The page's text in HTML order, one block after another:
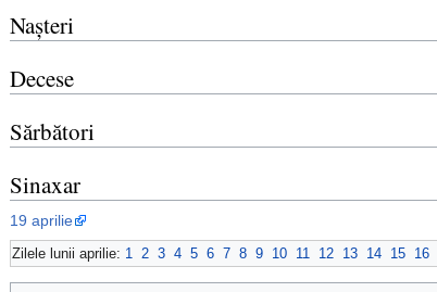
Nașteri
Decese
Sărbători
Sinaxar
19 aprilie
Zilele lunii aprilie: 1 2 3 4 5 6 7 8 9 10 11 12 13 14 15 16